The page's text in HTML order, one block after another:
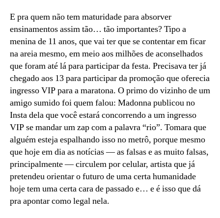
E pra quem não tem maturidade para absorver
ensinamentos assim tão… tão importantes? Tipo a
menina de 11 anos, que vai ter que se contentar em ficar
na areia mesmo, em meio aos milhões de aconselhados
que foram até lá para participar da festa. Precisava ter já
chegado aos 13 para participar da promoção que oferecia
ingresso VIP para a maratona. O primo do vizinho de um
amigo sumido foi quem falou: Madonna publicou no
Insta dela que você estará concorrendo a um ingresso
VIP se mandar um zap com a palavra “rio”. Tomara que
alguém esteja espalhando isso no metrô, porque mesmo
que hoje em dia as notícias — as falsas e as muito falsas,
principalmente — circulem por celular, artista que já
pretendeu orientar o futuro de uma certa humanidade
hoje tem uma certa cara de passado e… e é isso que dá
pra apontar como legal nela.